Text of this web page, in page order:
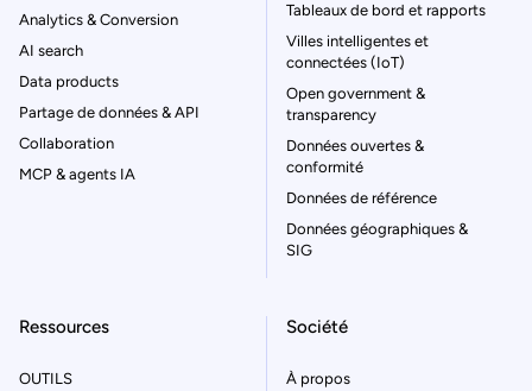
Analytics & Conversion
AI search
Data products
Partage de données & API
Collaboration
MCP & agents IA
Tableaux de bord et rapports
Villes intelligentes et
connectées (IoT)
Open government &
transparency
Données ouvertes &
conformité
Données de référence
Données géographiques &
SIG
Ressources
OUTILS
Société
À propos